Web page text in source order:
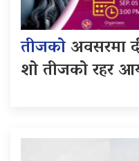
तीजकोअवसरमा
शो तीजको रहर